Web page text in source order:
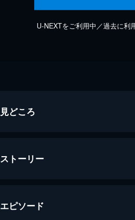
U-NEXTをご利用中／過去に利
見どころ
ストーリー
エピソード